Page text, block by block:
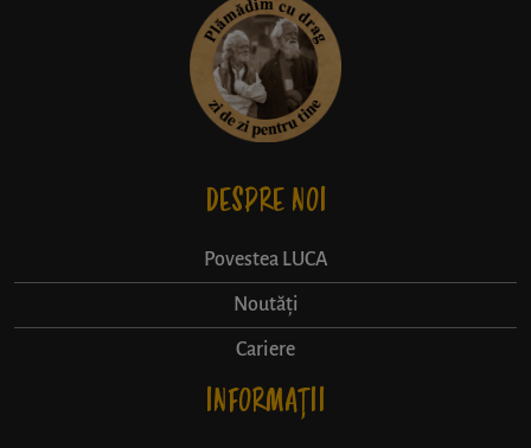
DESPRE NOI
Povestea LUCA
Noutăți
Cariere
INFORMAȚII